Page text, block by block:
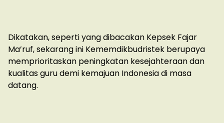
Dikatakan, seperti yang dibacakan Kepsek Fajar
Ma’ruf, sekarang ini Kememdikbudristek berupaya
memprioritaskan peningkatan kesejahteraan dan
kualitas guru demi kemajuan Indonesia di masa
datang.